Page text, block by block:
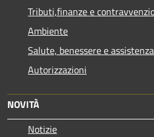
Tributi,finanze e
Ambiente
Salute, benessere e assistenza
Autorizzazioni
NOVITÀ
Notizie